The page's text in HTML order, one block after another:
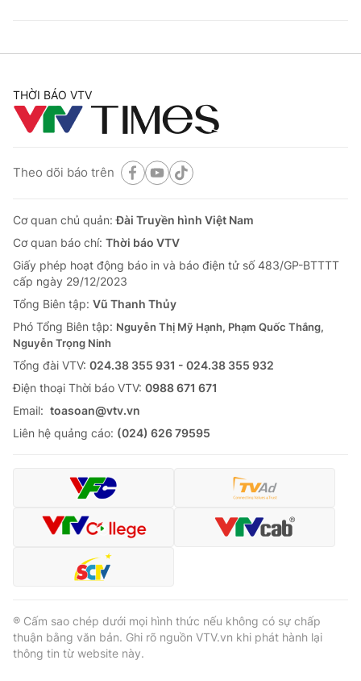
THỜI BÁO VTV
Theo dõi báo trên
Cơ quan chủ quản:Đài Truyền hình Việt Nam
Cơ quan báo chí: Thời báo VTV
Giấy phép hoạt động báo in và báo điện tử số 483/GP-BTTTT
cấp ngày 29/12/2023
Tổng Biên tập: Vũ Thanh Thủy
Phó Tổng Biên tập: Nguyễn Thị Mỹ Hạnh, Phạm Quốc Thắng,
Nguyễn Trọng Ninh
Tổng đài VTV: 024.38 355 931 - 024.38 355 932
Ðiện thoại Thời báo VTV: 0988 671 671
Email: toasoan@vtv.vn
Liên hệ quảng cáo: (024) 626 79595
® Cấm sao chép dưới mọi hình thức nếu không có sự chấp
thuận bằng văn bản. Ghi rõ nguồn VTV.vn khi phát hành lại
thông tin từ website này.